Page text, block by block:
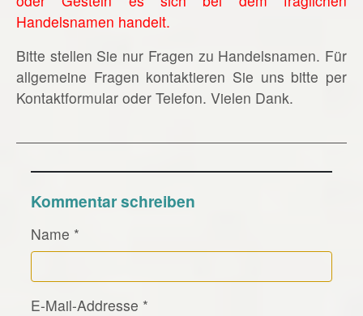
Handelsnamen handelt.
Bitte stellen Sie nur Fragen zu Handelsnamen. Für
allgemeine Fragen kontaktieren Sie uns bitte per
Kontaktformular oder Telefon. Vielen Dank.
Kommentar schreiben
Name *
E-Mail-Addresse *